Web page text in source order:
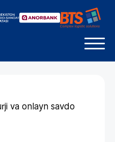
va onlayn savdo